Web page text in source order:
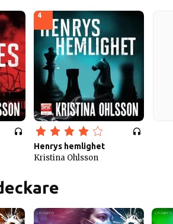
4
Henrys hemlighet
Kristina Ohlsson